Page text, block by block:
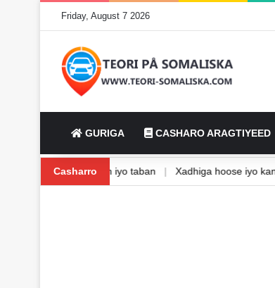
Friday, August 7 2026
GURIGA CASHARO ARAGTIYEED
Casharro
Waxbarasho togan iyo taban | Xadhiga hoose